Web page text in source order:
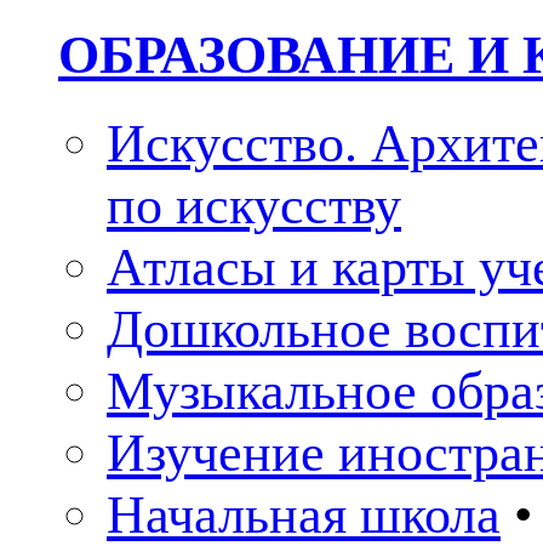
ОБРАЗОВАНИЕ И
Искусство.
по искусству
Атласы и карты
Дошкольное
Музыкальное
Изучение
Начальная школа •